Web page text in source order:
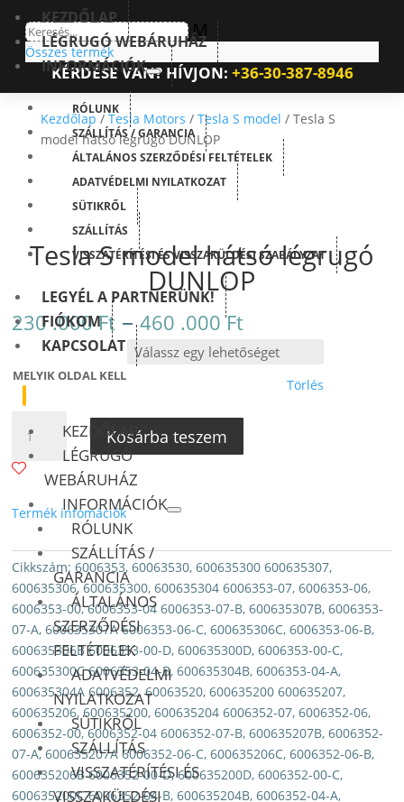
M
Összes termék
KÉRDÉSE VAN? HÍVJON: +36-30-387-8946
KEZDŐLAP
LÉGRUGÓ WEBÁRUHÁZ
INFORMÁCIÓK
RÓLUNK
SZÁLLÍTÁS / GARANCIA
ÁLTALÁNOS SZERZŐDÉSI FELTÉTELEK
ADATVÉDELMI NYILATKOZAT
SÜTIKRŐL
SZÁLLÍTÁS
VISSZATÉRÍTÉSI ÉS VISSZAKÜLDÉSI SZABÁLYZAT
LEGYÉL A PARTNERÜNK!
FIÓKOM
KAPCSOLAT
KEZDŐLAP
LÉGRUGÓ
WEBÁRUHÁZ
INFORMÁCIÓK
RÓLUNK
SZÁLLÍTÁS /
GARANCIA
ÁLTALÁNOS
SZERZŐDÉSI
FELTÉTELEK
ADATVÉDELMI
NYILATKOZAT
SÜTIKRŐL
SZÁLLÍTÁS
VISSZATÉRÍTÉSI ÉS
VISSZAKÜLDÉSI
Kezdőlap/Tesla Motors / Tesla S model / Tesla S
model hátsó légrugó DUNLOP
Tesla S model hátsó légrugó
DUNLOP
230 .000Ft – 460 .000FtÁrtartomány:
230
.000 Ft
.000 Ft
MELYIK OLDAL KELL
Törlés
MODEL
HÁTSÓ
LÉGRUGÓ
DUNLOP
MENNYISÉG
Kosárba teszem
Termék infomációk
Cikkszám:6006353, 60063530, 600635300 600635307,
600635306, 600635300, 600635304 6006353-07, 6006353-06,
6006353-00, 6006353-04 6006353-07-B, 600635307B, 6006353-
07-A, 600635307A 6006353-06-C, 600635306C, 6006353-06-B,
600635306B 6006353-00-D, 600635300D, 6006353-00-C,
600635300C 6006353-04-B, 600635304B, 6006353-04-A,
600635304A 6006352, 60063520, 600635200 600635207,
600635206, 600635200, 600635204 6006352-07, 6006352-06,
6006352-00, 6006352-04 6006352-07-B, 600635207B, 6006352-
07-A, 600635207A 6006352-06-C, 600635206C, 6006352-06-B,
600635206B 6006352-00-D, 600635200D, 6006352-00-C,
600635200C 6006352-04-B, 600635204B, 6006352-04-A,